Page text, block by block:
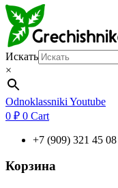
Искать
×
Odnoklassniki Youtube
0 ₽ 0 Cart
+7 (909) 321 45 08
Корзина